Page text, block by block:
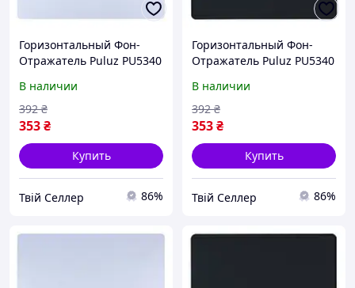
Горизонтальный Фон-
Отражатель Puluz PU5340
В наличии
353₴
392 ₴
Купить
Твій Селлер 86%
Горизонтальный Фон-
Отражатель Puluz PU5340
В наличии
353₴
392 ₴
Купить
Твій Селлер 86%